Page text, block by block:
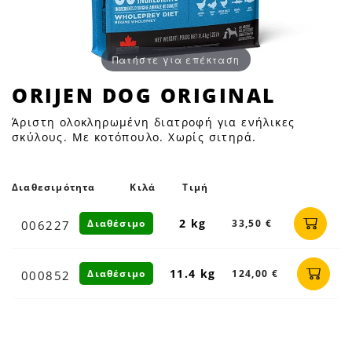
Πατήστε για επέκταση
ORIJEN
DOG
ORIGINAL
|
ORIJEN DOG ORIGINAL
Άριστη ολοκληρωμένη διατροφή για ενήλικες
σκύλους. Με κοτόπουλο. Χωρίς σιτηρά.
Διαθεσιμότητα Κιλά Τιμή
006227 2 kg 33,50 €
Διαθέσιμο
000852 11.4 kg 124,00 €
Διαθέσιμο